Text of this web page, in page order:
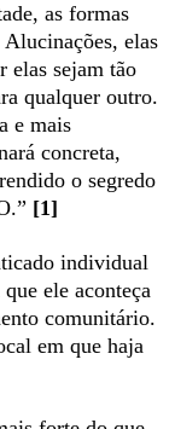
as formas
elas
elas sejam tão
qualquer outro.
e mais
concreta,
o segredo
[1]
individual
ele aconteça
comunitário.
em que haja